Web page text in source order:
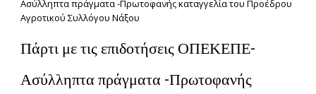
Ασύλληπτα πράγματα -Πρωτοφανής καταγγελία του Προέδρου
Αγροτικού Συλλόγου Νάξου
Πάρτι με τις επιδοτήσεις ΟΠΕΚΕΠΕ-
Ασύλληπτα πράγματα -Πρωτοφανής